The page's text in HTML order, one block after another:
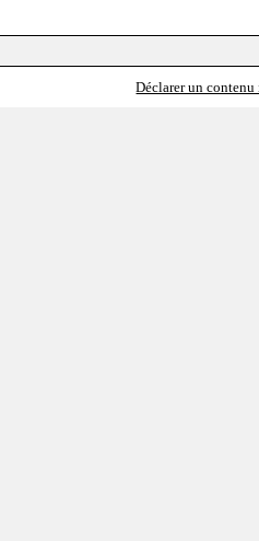
Déclarer un